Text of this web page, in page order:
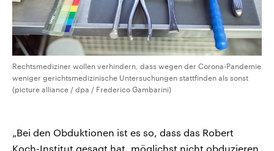
Rechtsmediziner wollen verhindern, dass wegen der Corona-Pandemie
weniger gerichtsmedizinische Untersuchungen stattfinden als sonst
(picture alliance / dpa / Frederico Gambarini)
„Bei den Obduktionen ist es so, dass das Robert
Koch-Institut gesagt hat, möglichst nicht obduzieren.